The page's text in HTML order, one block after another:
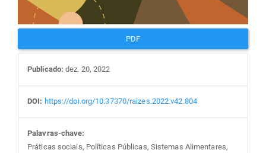
PDF
Publicado: dez. 20, 2022
DOI: https://doi.org/10.37370/raizes.2022.v42.804
Palavras-chave:
Práticas sociais, Políticas Públicas, Sistemas Alimentares,